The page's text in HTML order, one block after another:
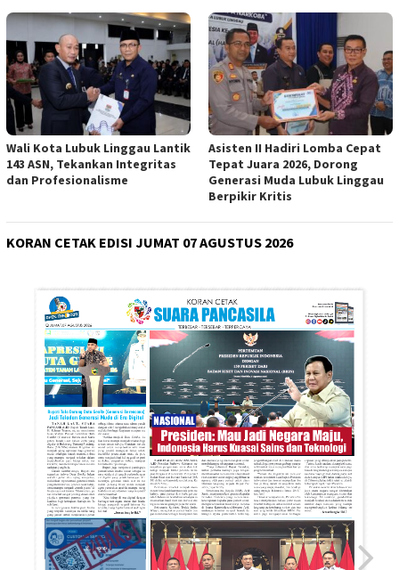
Wali Kota Lubuk Linggau Lantik
143 ASN, Tekankan Integritas
dan Profesionalisme
Asisten II Hadiri Lomba Cepat
Tepat Juara 2026, Dorong
Generasi Muda Lubuk Linggau
Berpikir Kritis
KORAN CETAK EDISI JUMAT 07 AGUSTUS 2026